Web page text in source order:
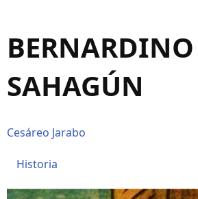
BERNARDINO
SAHAGÚN
Cesáreo Jarabo
Historia